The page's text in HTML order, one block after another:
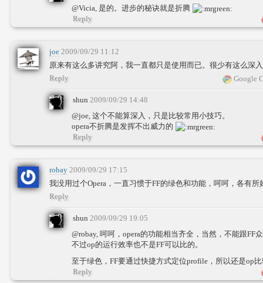
@Vicia, 是的。进步的秘诀就是折腾
Reply
joe 2009/09/29 11:12
原来有这么多讲究阿，我一直都只是使用而已。很少有这么深
Google
Reply
shun 2009/09/29 14:48
@joe, 这个不能算深入，只是比较常用小技巧。
opera不折腾是发挥不出威力的
Reply
robay 2009/09/29 17:15
我没用过个Opera，一直习惯于FF的绿色和功能，呵呵，各有所
Reply
shun 2009/09/29 19:05
@robay, 呵呵，opera的功能相当齐全，当然，不能跟FF
不过op的运行效率也不是FF可以比的。
至于绿色，FF要通过快捷方式定位profile，所以还是op
Reply